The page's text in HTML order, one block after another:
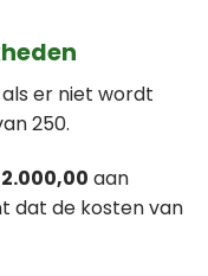
er niet wordt
250.
aan
dat de kosten van